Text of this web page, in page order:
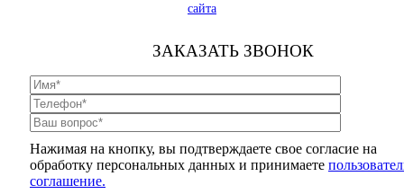
сайта
ЗАКАЗАТЬ ЗВОНОК
Нажимая на кнопку, вы подтверждаете свое согласие на
обработку персональных данных и принимаете
соглашение.